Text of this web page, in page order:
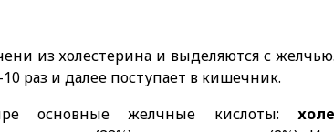
из холестерина и выделяются с
раз и далее поступает в кишечник.
основные желчные кислоты: